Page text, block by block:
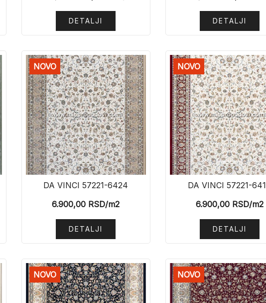
DETALJI DETALJI
NOVO
DA VINCI 57221-6424
6.900,00 RSD/m2
DETALJI
NOVO
DA VINCI 57221-
6.900,00RSD/m2
DETALJI
NOVO NOVO